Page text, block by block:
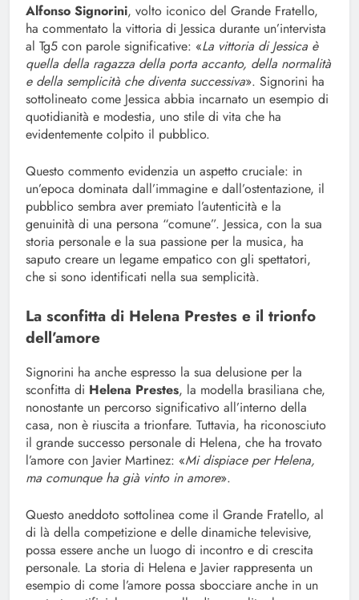
Alfonso Signorini, volto iconico del Grande Fratello,
ha commentato la vittoria di Jessica durante un’intervista
al Tg5 con parole significative: «La vittoria di Jessica è
quella della ragazza della porta accanto, della normalità
e della semplicità che diventa successiva». Signorini ha
sottolineato come Jessica abbia incarnato un esempio di
quotidianità e modestia, uno stile di vita che ha
evidentemente colpito il pubblico.
Questo commento evidenzia un aspetto cruciale: in
un’epoca dominata dall’immagine e dall’ostentazione, il
pubblico sembra aver premiato l’autenticità e la
genuinità di una persona “comune”. Jessica, con la sua
storia personale e la sua passione per la musica, ha
saputo creare un legame empatico con gli spettatori,
che si sono identificati nella sua semplicità.
La sconfitta di Helena Prestes e il trionfo
dell’amore
Signorini ha anche espresso la sua delusione per la
sconfitta di Helena Prestes, la modella brasiliana che,
nonostante un percorso significativo all’interno della
casa, non è riuscita a trionfare. Tuttavia, ha riconosciuto
il grande successo personale di Helena, che ha trovato
l’amore con Javier Martinez: «Mi dispiace per Helena,
ma comunque ha già vinto in amore».
Questo aneddoto sottolinea come il Grande Fratello, al
di là della competizione e delle dinamiche televisive,
possa essere anche un luogo di incontro e di crescita
personale. La storia di Helena e Javier rappresenta un
esempio di come l’amore possa sbocciare anche in un